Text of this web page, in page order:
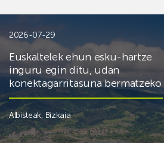
2026-07-29
Euskaltelek ehun esku-hartze
inguru egin ditu, udan
konektagarritasuna bermatzeko
Albisteak, Bizkaia